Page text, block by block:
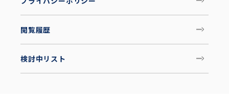
閲覧履歴
検討中リスト